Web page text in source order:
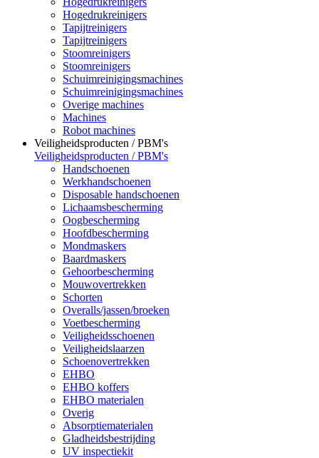
Hogedrukreinigers
Tapijtreinigers
Tapijtreinigers
Stoomreinigers
Stoomreinigers
Schuimreinigingsmachines
Schuimreinigingsmachines
Overige machines
Machines
Robot machines
Veiligheidsproducten / PBM's
Veiligheidsproducten / PBM's
Handschoenen
Werkhandschoenen
Disposable handschoenen
Lichaamsbescherming
Oogbescherming
Hoofdbescherming
Mondmaskers
Baardmaskers
Gehoorbescherming
Mouwovertrekken
Schorten
Overalls/jassen/broeken
Voetbescherming
Veiligheidsschoenen
Veiligheidslaarzen
Schoenovertrekken
EHBO
EHBO koffers
EHBO materialen
Overig
Absorptiematerialen
Gladheidsbestrijding
UV inspectiekit